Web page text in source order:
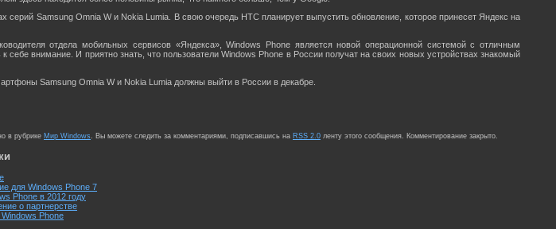
Samsung Omnia W и Nokia Lumia. В свою очередь HTC планирует выпустить обновление, которое принесет Яндекс на
отдела мобильных сервисов «Яндекса», Windows Phone является новой операционной системой с отличным
себе внимание. И приятно знать, что пользователи Windows Phone в России получат на своих новых устройствах знакомый
Samsung Omnia W и Nokia Lumia должны выйти в России в декабре.
в рубрике Мир Windows. Вы можете следить за комментариями, подписавшись на RSS 2.0 ленту этого сообщения. Комментирование закрыто.
для Windows Phone 7
Phone в 2012 году
о партнерстве
Phone